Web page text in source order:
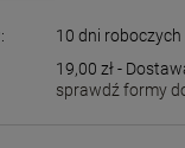
10 dni roboczych
19,00 zł -
ewentualnych kosztów
sprawdź formy